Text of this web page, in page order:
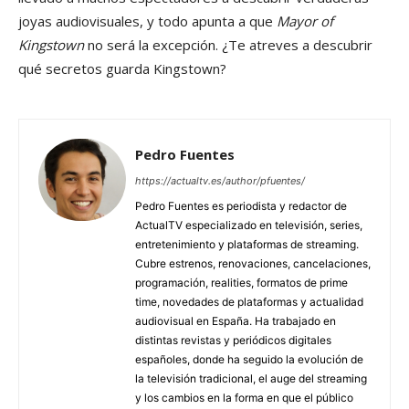
joyas audiovisuales, y todo apunta a que Mayor of
Kingstownno será la excepción. ¿Te atreves a descubrir
qué secretos guarda Kingstown?
Pedro Fuentes
https://actualtv.es/author/pfuentes/
Pedro Fuentes es periodista y redactor de
ActualTV especializado en televisión, series,
entretenimiento y plataformas de streaming.
Cubre estrenos, renovaciones, cancelaciones,
programación, realities, formatos de prime
time, novedades de plataformas y actualidad
audiovisual en España. Ha trabajado en
distintas revistas y periódicos digitales
españoles, donde ha seguido la evolución de
la televisión tradicional, el auge del streaming
y los cambios en la forma en que el público